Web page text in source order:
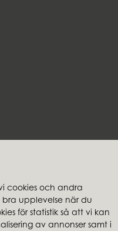
cookies och andra
upplevelse när du
för statistik så att vi kan
av annonser samt i